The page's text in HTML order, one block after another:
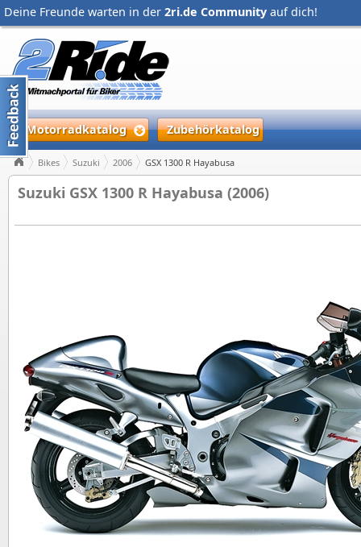
Deine Freunde warten in der 2ri.de Community auf dich!
Motorradkatalog Zubehörkatalog
Bikes Suzuki 2006 GSX 1300 R Hayabusa
Suzuki GSX 1300 R Hayabusa (2006)